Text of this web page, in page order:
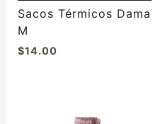
Sacos Térmicos Dama
M
$14.00